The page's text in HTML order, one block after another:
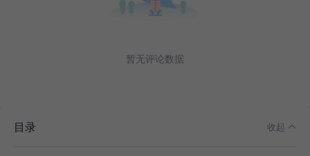
暂无评论数据
目录 收起
一、为什么最近 Codex 需要手机号验证了？